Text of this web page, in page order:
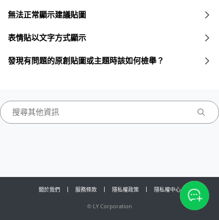
無法正常顯示建議貼圖
表情貼以文字方式顯示
發現有問題的原創貼圖或主題時該如何檢舉？
關於我們 服務條款 隱私權政策 隱私權中心
© LY Corporation